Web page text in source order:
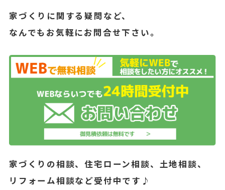
家づくりに関する疑問など、
なんでもお気軽にお問合せ下さい。
家づくりの相談、住宅ローン相談、土地相談、
リフォーム相談など受付中です♪